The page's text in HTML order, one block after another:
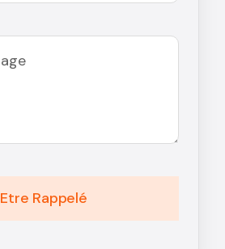
Etre Rappelé